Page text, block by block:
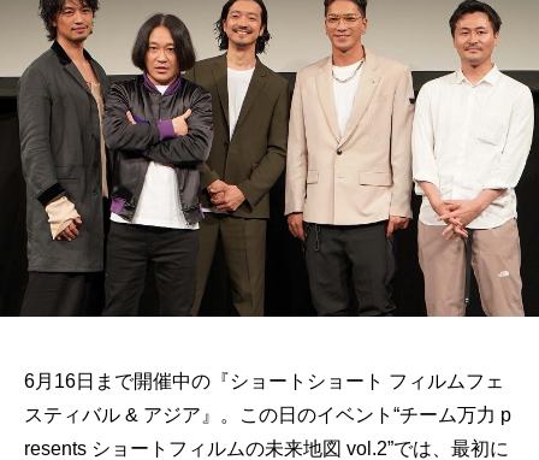
6月16日まで開催中の『ショートショート フィルムフェ
スティバル & アジア』。この日のイベント“チーム万力 p
resents ショートフィルムの未来地図 vol.2”では、最初に